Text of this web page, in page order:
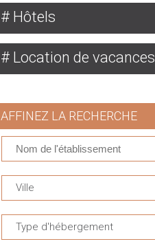
Hôtels
Location de vacances
AFFINEZ LA RECHERCHE
Ville
Type d'hébergement